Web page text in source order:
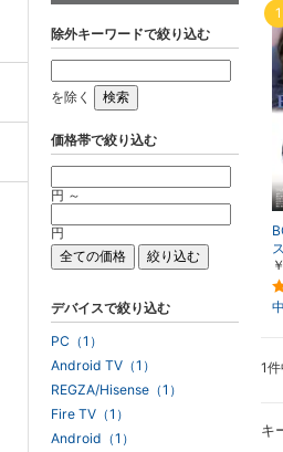
ス
1
1
キ
除外キーワードで絞り込む
を除く
価格帯で絞り込む
円 ～
円
デバイスで絞り込む
PC（1）
Android TV（1）
REGZA/Hisense（1）
Fire TV（1）
Android（1）